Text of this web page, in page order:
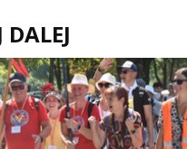
DALEJ